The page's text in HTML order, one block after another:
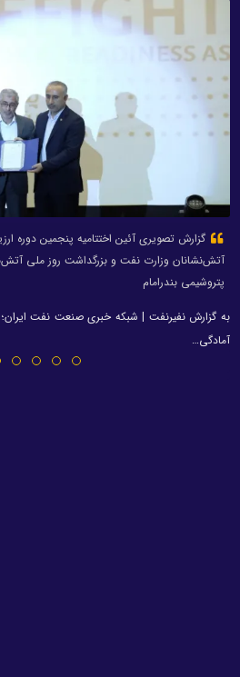
گزارش تصویری آئین اختتامیه پنجمین دوره
آتش‌نشانان وزارت نفت و بزرگداشت روز ملی
پتروشیمی بندرامام
به گزارش نفیرنفت | شبکه خبری صنعت نفت ایران؛
آمادگی…